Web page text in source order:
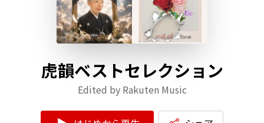
虎韻ベストセレクション
Edited by Rakuten Music